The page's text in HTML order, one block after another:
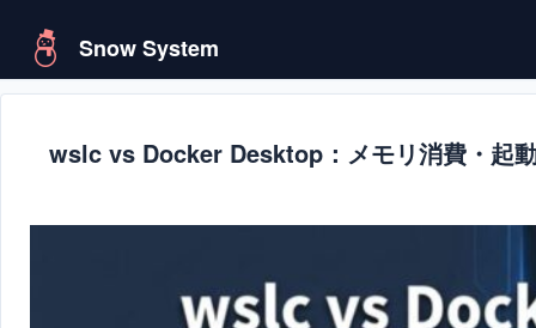
Snow System
wslc vs Docker Desktop：メモリ消費・起